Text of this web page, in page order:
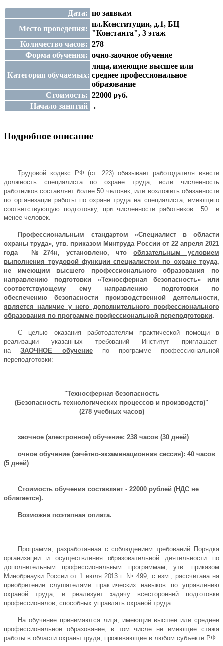
Дата: по заявкам
Место проведения:
пл.Конституции, д.1, БЦ
"Константа", 3 этаж
Количество часов: 278
Форма обучения: очно-заочное обучение
Категория обучаемых:
лица, имеющие высшее или
среднее профессиональное
образование
Стоимость: 22000 руб.
Начало занятий
.
Подробное описание
Трудовой кодекс РФ (ст. 223) обязывает работодателя ввести
должность специалиста по охране труда, если численность
работников составляет более 50 человек, или возложить обязанности
по организации работы по охране труда на специалиста, имеющего
соответствующую подготовку, при численности работников 50 и
менее человек.
Профессиональным стандартом «Специалист в области
охраны труда», утв. приказом Минтруда России от 22 апреля 2021
года №274н, установлено, чтообязательным условием
выполнения трудовой функции специалистом по охране труда,
не имеющим высшего профессионального образования по
направлению подготовки «Техносферная безопасность» или
соответствующему ему направлению подготовки по
обеспечению безопасности производственной деятельности,
является наличие у него дополнительного профессионального
образования по программе профессиональной переподготовки.
С целью оказания работодателям практической помощи в
реализации указанных требований Институт приглашает
наЗАОЧНОЕ обучениепо программе профессиональной
переподготовки:
"Техносферная безопасность
(Безопасность технологических процессов и производств)"
(278 учебных часов)
заочное (электронное) обучение: 238 часов (30 дней)
очное обучение (зачётно-экзаменационная сессия): 40 часов
(5 дней)
Стоимость обучения составляет - 22000 рублей (НДС не
облагается).
Возможна поэтапная оплата.
Программа, разработанная с соблюдением требований Порядка
организации и осуществления образовательной деятельности по
дополнительным профессиональным программам, утв. приказом
Минобрнауки России от 1 июля 2013 г. № 499, с изм., рассчитана на
приобретение слушателями практических навыков по управлению
охраной труда, и реализует задачу всесторонней подготовки
профессионалов, способных управлять охраной труда.
На обучение принимаются лица, имеющие высшее или среднее
профессиональное образование, в том числе не имеющие стажа
работы в области охраны труда, проживающие в любом субъекте РФ.